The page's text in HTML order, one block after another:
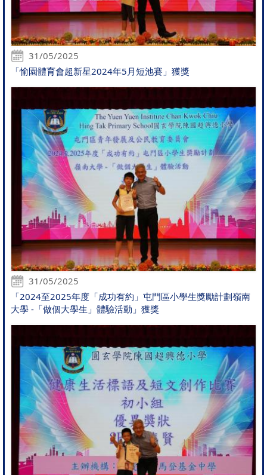
31/05/2025
「愉園體育會超新星2024年5月短池賽」獲獎
31/05/2025
「2024至2025年度「成功有約」屯門區小學生獎勵計劃嶺南
大學 -「做個大學生」體驗活動」獲獎